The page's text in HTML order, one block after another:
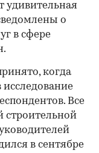
удивительная
о
в сфере
когда
исследование
Все
строительной
в сентябре